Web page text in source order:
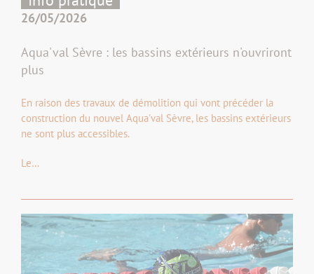
26/05/2026
Aqua'val Sèvre : les bassins extérieurs n'ouvriront
plus
En raison des travaux de démolition qui vont précéder la
construction du nouvel Aqua'val Sèvre, les bassins extérieurs
ne sont plus accessibles.
Le…